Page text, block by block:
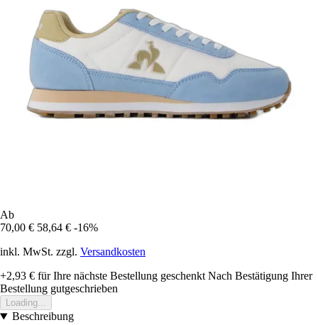
Ab
70,00 € 58,64 € -16%
inkl. MwSt. zzgl. Versandkosten
+2,93 € für Ihre nächste Bestellung geschenkt Nach Bestätigung Ihrer
Bestellung gutgeschrieben
Loading...
Beschreibung